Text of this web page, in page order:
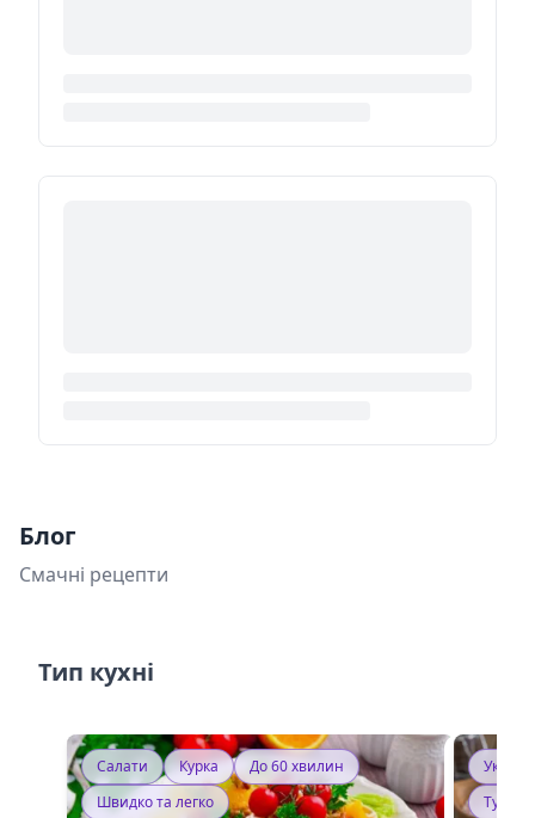
Блог
Смачні рецепти
Тип кухні
Салати Курка
До 60 хвилин
Швидко та легко